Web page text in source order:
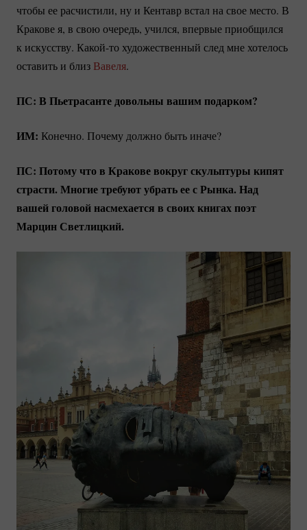
чтобы ее расчистили, ну и Кентавр встал на свое место. В
Кракове я, в свою очередь, учился, впервые приобщился
к искусству. Какой-то художественный след мне хотелось
оставить и близ Вавеля.
ПС: В Пьетрасанте довольны вашим подарком?
ИМ: Конечно. Почему должно быть иначе?
ПС: Потому что в Кракове вокруг скульптуры кипят
страсти. Многие требуют убрать ее с Рынка. Над
вашей головой насмехается в своих книгах поэт
Марцин Светлицкий.